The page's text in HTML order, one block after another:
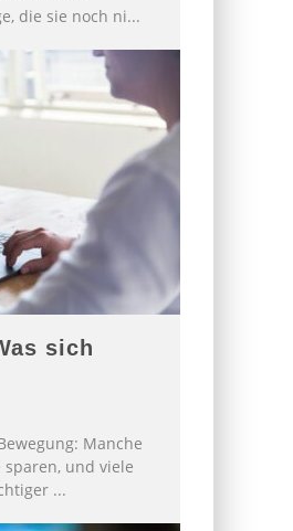
die sie noch ni...
sich
Manche
sparen, und viele
...